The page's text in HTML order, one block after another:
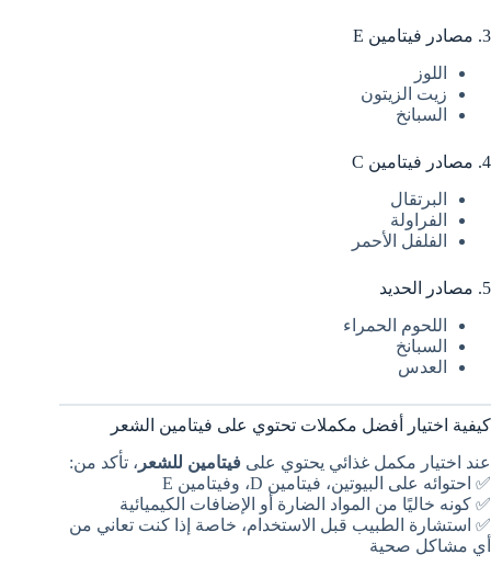
3. مصادر فيتامين E
اللوز
زيت الزيتون
السبانخ
4. مصادر فيتامين C
البرتقال
الفراولة
الفلفل الأحمر
5. مصادر الحديد
اللحوم الحمراء
السبانخ
العدس
كيفية اختيار أفضل مكملات تحتوي على فيتامين الشعر
عند اختيار مكمل غذائي يحتوي على فيتامين للشعر ، تأكد من:
✅ احتوائه على البيوتين، فيتامين D، وفيتامين E
✅ كونه خاليًا من المواد الضارة أو الإضافات الكيميائية
✅ استشارة الطبيب قبل الاستخدام، خاصة إذا كنت تعاني من
أي مشاكل صحية